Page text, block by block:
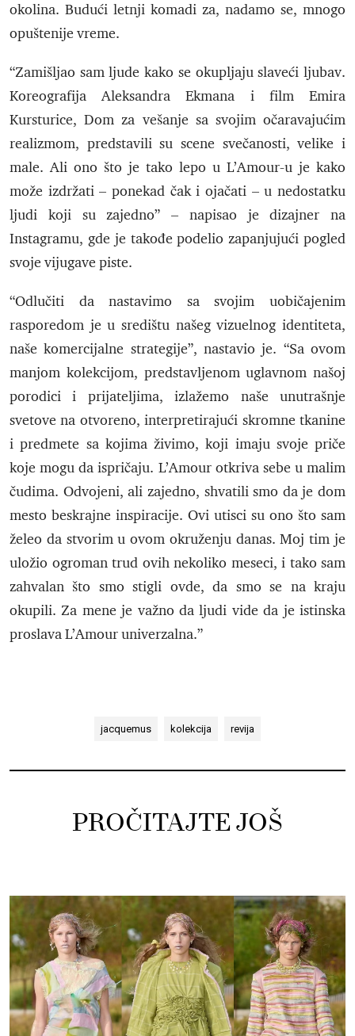
okolina. Budući letnji komadi za, nadamo se, mnogo
opuštenije vreme.
“Zamišljao sam ljude kako se okupljaju slaveći ljubav.
Koreografija Aleksandra Ekmana i film Emira
Kursturice, Dom za vešanje sa svojim očaravajućim
realizmom, predstavili su scene svečanosti, velike i
male. Ali ono što je tako lepo u L’Amour-u je kako
može izdržati – ponekad čak i ojačati – u nedostatku
ljudi koji su zajedno” – napisao je dizajner na
Instagramu, gde je takođe podelio zapanjujući pogled
svoje vijugave piste.
“Odlučiti da nastavimo sa svojim uobičajenim
rasporedom je u središtu našeg vizuelnog identiteta,
naše komercijalne strategije”, nastavio je. “Sa ovom
manjom kolekcijom, predstavljenom uglavnom našoj
porodici i prijateljima, izlažemo naše unutrašnje
svetove na otvoreno, interpretirajući skromne tkanine
i predmete sa kojima živimo, koji imaju svoje priče
koje mogu da ispričaju. L’Amour otkriva sebe u malim
čudima. Odvojeni, ali zajedno, shvatili smo da je dom
mesto beskrajne inspiracije. Ovi utisci su ono što sam
želeo da stvorim u ovom okruženju danas. Moj tim je
uložio ogroman trud ovih nekoliko meseci, i tako sam
zahvalan što smo stigli ovde, da smo se na kraju
okupili. Za mene je važno da ljudi vide da je istinska
proslava L’Amour univerzalna.”
jacquemus kolekcija revija
PROČITAJTE JOŠ